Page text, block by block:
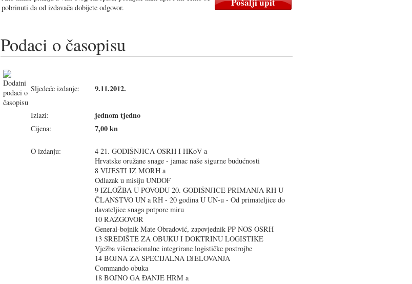
pobrinuti da od izdavača dobijete odgovor.
Podaci o časopisu
Sljedeće izdanje: 9.11.2012.
Izlazi: jednom tjedno
Cijena: 7,00 kn
O izdanju:
4 21. GODIŠNJICA OSRH I HKoV a
Hrvatske oružane snage - jamac naše sigurne budućnosti
8 VIJESTI IZ MORH a
Odlazak u misiju UNDOF
9 IZLOŽBA U POVODU 20. GODIŠNJICE PRIMANJA RH U
ČLANSTVO UN a RH - 20 godina U UN-u - Od primateljice do
davateljice snaga potpore miru
10 RAZGOVOR
General-bojnik Mate Obradović, zapovjednik PP NOS OSRH
13 SREDIŠTE ZA OBUKU I DOKTRINU LOGISTIKE
Vježba višenacionalne integrirane logističke postrojbe
14 BOJNA ZA SPECIJALNA DJELOVANJA
Commando obuka
18 BOJNO GA ĐANJE HRM a